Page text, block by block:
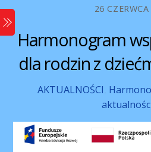
Skip
to
content
26
Harmonogram
dla rodzin z
AKTUALNOŚCI